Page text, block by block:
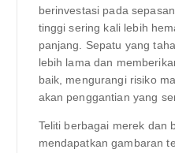
berinvestasi pada
tinggi sering kali lebih
panjang. Sepatu yang
lebih lama dan
baik, mengurangi risiko
akan penggantian yang
Teliti berbagai merek dan
mendapatkan gambaran